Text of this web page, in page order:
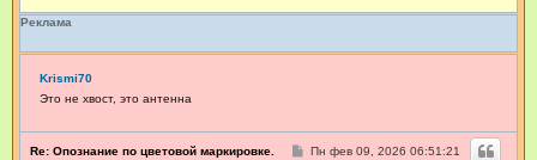
Реклама
Krismi70
Это не хвост, это антенна
Re: Опознание по цветовой маркировке.
СПн фев 09, 2026 06:51:21